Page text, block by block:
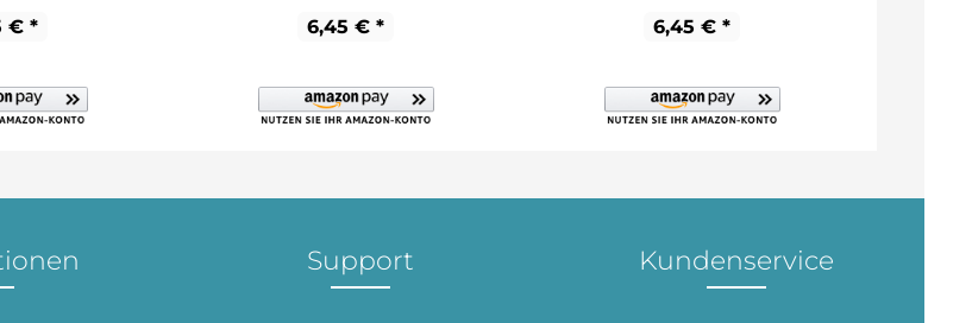
€ * 6,45 € * 6,45 € *
Kundenservice
Support